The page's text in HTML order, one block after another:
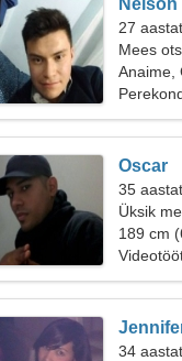
Nelson
27
Mees
Anaime,
Oscar
35
Üksik
189 cm
34